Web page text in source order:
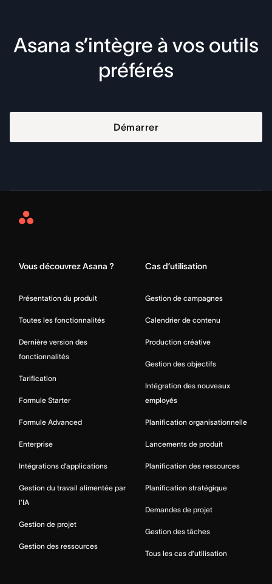
Asana s’intègre à vos outils
préférés
Démarrer
Asana
Vous découvrez Asana ?
Présentation du produit
Toutes les fonctionnalités
Dernière version des
fonctionnalités
Tarification
Formule Starter
Formule Advanced
Enterprise
Intégrations d’applications
Gestion du travail alimentée par
l’IA
Gestion de projet
Gestion des ressources
Cas d’utilisation
Gestion de campagnes
Calendrier de contenu
Production créative
Gestion des objectifs
Intégration des nouveaux
employés
Planification organisationnelle
Lancements de produit
Planification des ressources
Planification stratégique
Demandes de projet
Gestion des tâches
Tous les cas d’utilisation